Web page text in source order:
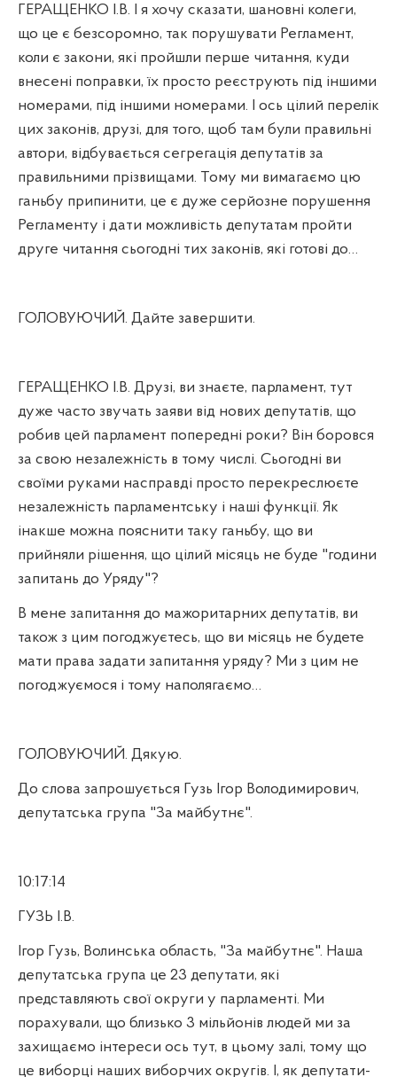
ГЕРАЩЕНКО І.В. І я хочу сказати, шановні колеги,
що це є безсоромно, так порушувати Регламент,
коли є закони, які пройшли перше читання, куди
внесені поправки, їх просто реєструють під іншими
номерами, під іншими номерами. І ось цілий перелік
цих законів, друзі, для того, щоб там були правильні
автори, відбувається сегрегація депутатів за
правильними прізвищами. Тому ми вимагаємо цю
ганьбу припинити, це є дуже серйозне порушення
Регламенту і дати можливість депутатам пройти
друге читання сьогодні тих законів, які готові до…
ГОЛОВУЮЧИЙ. Дайте завершити.
ГЕРАЩЕНКО І.В. Друзі, ви знаєте, парламент, тут
дуже часто звучать заяви від нових депутатів, що
робив цей парламент попередні роки? Він боровся
за свою незалежність в тому числі. Сьогодні ви
своїми руками насправді просто перекреслюєте
незалежність парламентську і наші функції. Як
інакше можна пояснити таку ганьбу, що ви
прийняли рішення, що цілий місяць не буде "години
запитань до Уряду"?
В мене запитання до мажоритарних депутатів, ви
також з цим погоджуєтесь, що ви місяць не будете
мати права задати запитання уряду? Ми з цим не
погоджуємося і тому наполягаємо…
ГОЛОВУЮЧИЙ. Дякую.
До слова запрошується Гузь Ігор Володимирович,
депутатська група "За майбутнє".
10:17:14
ГУЗЬ І.В.
Ігор Гузь, Волинська область, "За майбутнє". Наша
депутатська група це 23 депутати, які
представляють свої округи у парламенті. Ми
порахували, що близько 3 мільйонів людей ми за
захищаємо інтереси ось тут, в цьому залі, тому що
це виборці наших виборчих округів. І, як депутати-